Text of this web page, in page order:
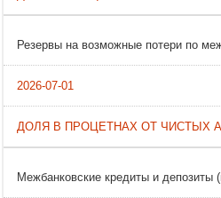
Резервы на возможные потери по
Межбанковские кредиты и депозиты